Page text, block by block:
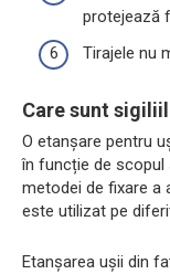
protejează
Tirajele nu
Care sunt
O etanșare pentru
în funcție de scopul
metodei de fixare a
este utilizat pe
Etanșarea ușii din